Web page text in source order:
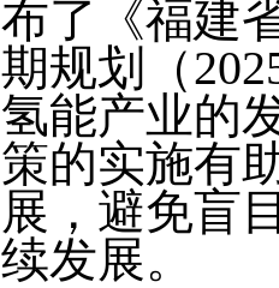
布了《福建
期规划（
氢能产业的
策的实施有
展，避免盲
续发展。